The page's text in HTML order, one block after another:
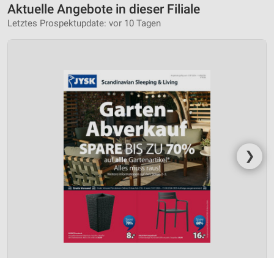
Aktuelle Angebote in dieser Filiale
Letztes Prospektupdate: vor 10 Tagen
❯